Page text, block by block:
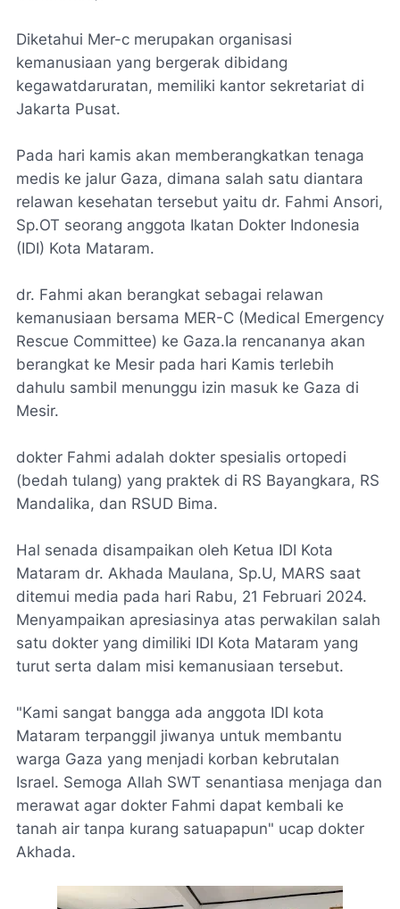
Diketahui Mer-c merupakan organisasi
kemanusiaan yang bergerak dibidang
kegawatdaruratan, memiliki kantor sekretariat di
Jakarta Pusat.
Pada hari kamis akan memberangkatkan tenaga
medis ke jalur Gaza, dimana salah satu diantara
relawan kesehatan tersebut yaitu dr. Fahmi Ansori,
Sp.OT seorang anggota Ikatan Dokter Indonesia
(IDI) Kota Mataram.
dr. Fahmi akan berangkat sebagai relawan
kemanusiaan bersama MER-C (Medical Emergency
Rescue Committee) ke Gaza.Ia rencananya akan
berangkat ke Mesir pada hari Kamis terlebih
dahulu sambil menunggu izin masuk ke Gaza di
Mesir.
dokter Fahmi adalah dokter spesialis ortopedi
(bedah tulang) yang praktek di RS Bayangkara, RS
Mandalika, dan RSUD Bima.
Hal senada disampaikan oleh Ketua IDI Kota
Mataram dr. Akhada Maulana, Sp.U, MARS saat
ditemui media pada hari Rabu, 21 Februari 2024.
Menyampaikan apresiasinya atas perwakilan salah
satu dokter yang dimiliki IDI Kota Mataram yang
turut serta dalam misi kemanusiaan tersebut.
"Kami sangat bangga ada anggota IDI kota
Mataram terpanggil jiwanya untuk membantu
warga Gaza yang menjadi korban kebrutalan
Israel. Semoga Allah SWT senantiasa menjaga dan
merawat agar dokter Fahmi dapat kembali ke
tanah air tanpa kurang satuapapun" ucap dokter
Akhada.